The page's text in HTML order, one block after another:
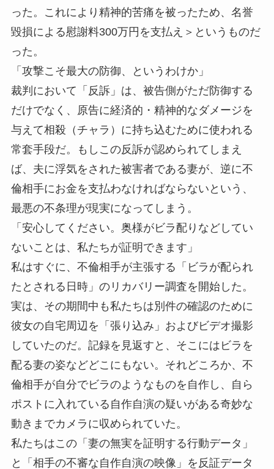
った。これにより精神的苦痛を被ったため、名誉
毀損による慰謝料300万円を支払え＞というものだ
った。
「攻撃こそ最大の防御、というわけか」
裁判において「反訴」は、被告側がただ防御する
だけでなく、原告に経済的・精神的なダメージを
与えて相殺（チャラ）に持ち込むために使われる
常套手段だ。もしこの反訴が認められてしまえ
ば、夫に浮気をされた被害者である妻が、逆に不
倫相手にお金を支払わなければならないという、
最悪の不条理が現実になってしまう。
「安心してください。奥様がビラ配りなどしてい
ないことは、私たちが証明できます」
私はすぐに、不倫相手が主張する「ビラが配られ
たとされる日時」のリカバリー調査を開始した。
実は、その期間中も私たちは別件の確認のために
彼女の自宅周辺を「張り込み」およびビデオ撮影
していたのだ。記録を見返すと、そこにはビラを
配る妻の姿などどこにもない。それどころか、不
倫相手が自分でビラのようなものを自作し、自ら
ポストに入れている自作自演の疑いがある奇妙な
動きまでカメラに収められていた。
私たちはこの「妻の無実を証明する行動データ」
と「相手の不審な自作自演の映像」を反証データ